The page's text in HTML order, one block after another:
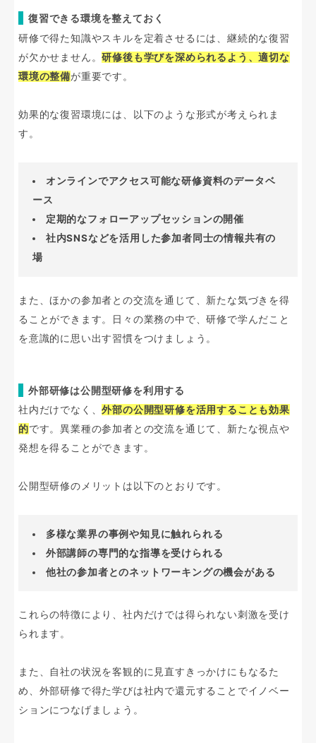
復習できる環境を整えておく
研修で得た知識やスキルを定着させるには、継続的な復習
が欠かせません。研修後も学びを深められるよう、適切な
環境の整備が重要です。
効果的な復習環境には、以下のような形式が考えられま
す。
オンラインでアクセス可能な研修資料のデータベ
ース
定期的なフォローアップセッションの開催
社内SNSなどを活用した参加者同士の情報共有の
場
また、ほかの参加者との交流を通じて、新たな気づきを得
ることができます。日々の業務の中で、研修で学んだこと
を意識的に思い出す習慣をつけましょう。
外部研修は公開型研修を利用する
社内だけでなく、外部の公開型研修を活用することも効果
的です。異業種の参加者との交流を通じて、新たな視点や
発想を得ることができます。
公開型研修のメリットは以下のとおりです。
多様な業界の事例や知見に触れられる
外部講師の専門的な指導を受けられる
他社の参加者とのネットワーキングの機会がある
これらの特徴により、社内だけでは得られない刺激を受け
られます。
また、自社の状況を客観的に見直すきっかけにもなるた
め、外部研修で得た学びは社内で還元することでイノベー
ションにつなげましょう。